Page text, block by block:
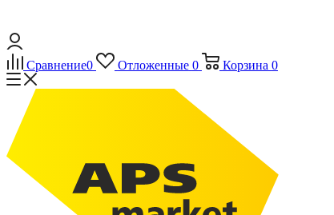
Сравнение0 Отложенные 0 Корзина 0